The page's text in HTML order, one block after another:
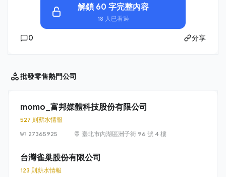
解鎖 60 字完整內容
18 人已看過
0 分享
批發零售熱門公司
momo_富邦媒體科技股份有限公司
527 則薪水情報
27365925
臺北市內湖區洲子街 96 號 4 樓
台灣雀巢股份有限公司
123 則薪水情報